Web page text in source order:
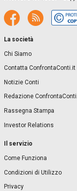
La società
Chi Siamo
Contatta ConfrontaConti.it
Notizie Conti
Redazione
Rassegna Stampa
Investor Relations
Il servizio
Come Funziona
Condizioni di Utilizzo
Privacy